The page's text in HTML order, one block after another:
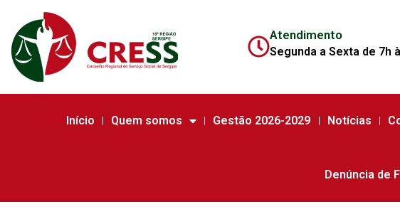
Atendimento
Segunda a Sexta de 7h
Início Quem somos Gestão 2026-2029 Notícias
Denúncia de